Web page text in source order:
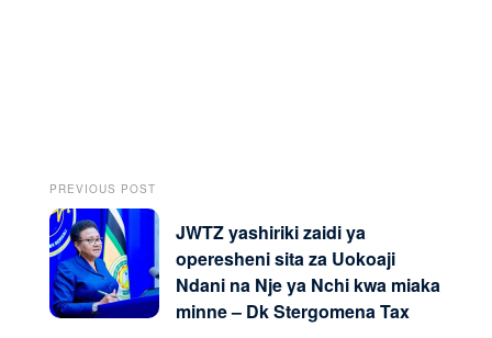
PREVIOUS POST
JWTZ yashiriki zaidi ya
operesheni sita za Uokoaji
Ndani na Nje ya Nchi kwa miaka
minne – Dk Stergomena Tax